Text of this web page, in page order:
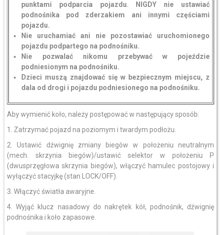
punktami podparcia pojazdu. NIGDY nie ustawiać
podnośnika pod zderzakiem ani innymi częściami
pojazdu.
Nie uruchamiać ani nie pozostawiać uruchomionego
pojazdu podpartego na podnośniku.
Nie pozwalać nikomu przebywać w pojeździe
podniesionym na podnośniku.
Dzieci muszą znajdować się w bezpiecznym miejscu, z
dala od drogi i pojazdu podniesionego na podnośniku.
Aby wymienić koło, należy postępować w następujący sposób:
1. Zatrzymać pojazd na poziomym i twardym podłożu.
2. Ustawić dźwignię zmiany biegów w położeniu neutralnym
(mech. skrzynia biegów)/ustawić selektor w położeniu P
(dwusprzęgłowa skrzynia biegów), włączyć hamulec postojowy i
wyłączyć stacyjkę (stan LOCK/OFF).
3. Włączyć światła awaryjne.
4. Wyjąć klucz nasadowy do nakrętek kół, podnośnik, dźwignię
podnośnika i koło zapasowe.